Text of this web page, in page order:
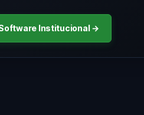
Institucional →